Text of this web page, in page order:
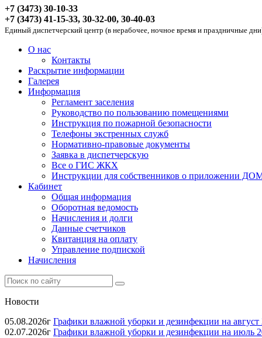
+7 (3473) 30-10-33
+7 (3473) 41-15-33, 30-32-00, 30-40-03
Единый диспетчерский центр (в нерабочее, ночное время и праздничные
О нас
Контакты
Раскрытие информации
Галерея
Информация
Регламент заселения
Руководство по пользованию помещениями
Инструкция по пожарной безопасности
Телефоны экстренных служб
Нормативно-правовые документы
Заявка в диспетчерскую
Все о ГИС ЖКХ
Инструкции для собственников о приложении
Кабинет
Общая информация
Оборотная ведомость
Начисления и долги
Данные счетчиков
Квитанция на оплату
Управление подпиской
Начисления
Новости
05.08.2026г Графики влажной уборки и дезинфекции на август
02.07.2026г Графики влажной уборки и дезинфекции на июль